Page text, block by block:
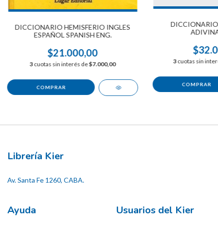
DICCIONARIO HEMISFERIO INGLES
ESPAÑOL SPANISH ENG.
$21.000,00
3cuotas sin interés de$7.000,00
DICCIONARIO
3cuotas sin
Librería Kier
Av. Santa Fe 1260, CABA.
Ayuda Usuarios del Kier